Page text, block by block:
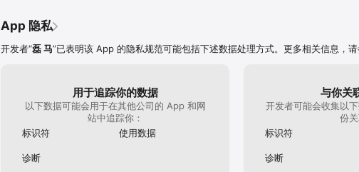
App 隐私
开发者“磊 马”已表明该 App 的隐私规范可能包括下述数据处理方式。更多相关信息，请
用于追踪你的数据
以下数据可能会用于在其他公司的 App 和网
站中追踪你：
标识符
使用数据
诊断
与你关
开发者可能会收集以
份关
标识符
诊断